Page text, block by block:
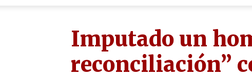
Imputado un
reconciliación”